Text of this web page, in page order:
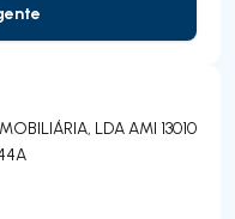
Agente
LDAAMI 13010